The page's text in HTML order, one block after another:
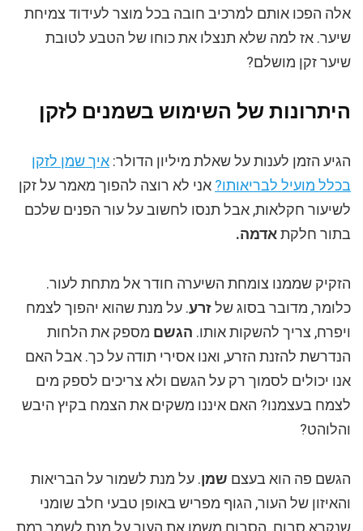
אלה הפכו אותם למרכיב חובה בכל מוצר לעידוד צמיחת
שיער. אז למה שלא תנצלו את כוחו של הטבע לטובת
שיער זקן מושלם?
היתרונות של השימוש בשמנים לזקן
הגיע הזמן לענות על שאלת מיליון הדולר: איך שמן לזקן
בכלל מועיל לבריאותו? אני לא רוצה להפוך מאמר על זקן
לשיעור חקלאות, אבל תנסו לחשוב על עור הפנים שלכם
בתור חלקתאדמה.
הזקיק שממנו צומחת השיערה חודר אל מתחת לעור.
כלומר, מדובר בסוג שלזרע. על מנת שהוא יהפוך לצמח
ויפרח, צריך להשקות אותו. הגשם מספק את הלחות
הנדרשת להזנת הזרע, ואנו אסירי תודה על כך. אבל האם
אנו יכולים לסמוך רק על הגשם ולא צריכים לספק מים
לצמח בעצמנו? האם איננו משקים את הצמח בקיץ היבש
והלוהט?
הגשם פה הוא בעצם שמן. על מנת לשמור על הבריאות
והאיזון של העור, הגוף מפריש באופן טבעי חלב שומני
שנקרא סבום. הסבום משמן את העור על מנת לשמר רמת